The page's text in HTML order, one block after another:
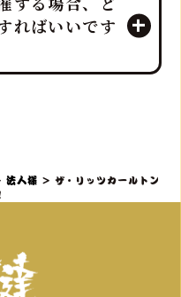
演出だけでな
全てを対応させ
「マグロ解体シ
「最高の食体
じて、会場の話
ればいいです
トや、忘年会・
マグロの仕入れ、
ため、お早めの
す。
法人様 > ザ・リッツカールトン